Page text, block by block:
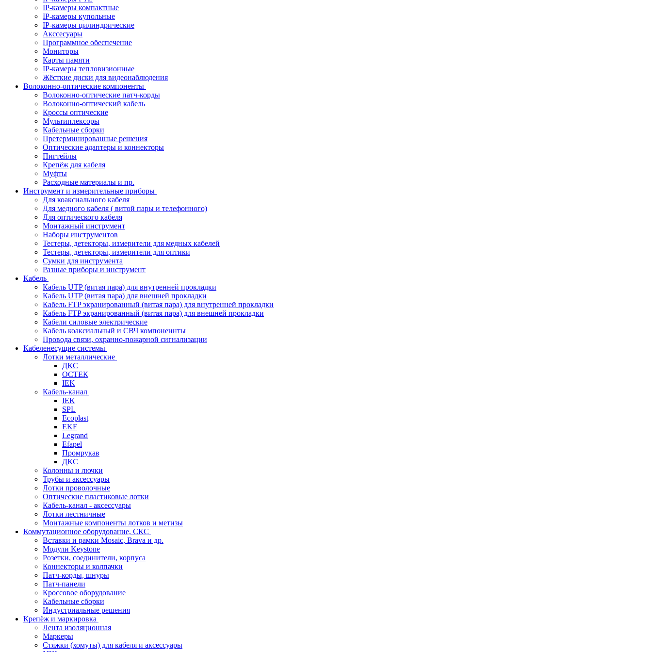
IP-камеры компактные
IP-камеры купольные
IP-камеры цилиндрические
Акссесуары
Программное обеспечение
Мониторы
Карты памяти
IP-камеры тепловизионные
Жёсткие диски для видеонаблюдения
Волоконно-оптические компоненты
Волоконно-оптические патч-корды
Волоконно-оптический кабель
Кроссы оптические
Мультиплексоры
Кабельные сборки
Претерминированные решения
Оптические адаптеры и коннекторы
Пигтейлы
Крепёж для кабеля
Муфты
Расходные материалы и пр.
Инструмент и измерительные приборы
Для коаксиального кабеля
Для медного кабеля ( витой пары и телефонного)
Для оптического кабеля
Монтажный инструмент
Наборы инструментов
Тестеры, детекторы, измерители для медных кабелей
Тестеры, детекторы, измерители для оптики
Сумки для инструмента
Разные приборы и инструмент
Кабель
Кабель UTP (витая пара) для внутренней прокладки
Кабель UTP (витая пара) для внешней прокладки
Кабель FTP экранированный (витая пара) для внутренней прокладки
Кабель FTP экранированный (витая пара) для внешней прокладки
Кабели силовые электрические
Кабель коаксиальный и СВЧ компоненнты
Провода связи, охранно-пожарной сигнализации
Кабеленесущие системы
Лотки металлические
ДКС
ОСТЕК
IEK
Кабель-канал
IEK
SPL
Ecoplast
EKF
Legrand
Efapel
Промрукав
ДКС
Колонны и лючки
Трубы и аксессуары
Лотки проволочные
Оптические пластиковые лотки
Кабель-канал - аксессуары
Лотки лестничные
Монтажные компоненты лотков и метизы
Коммутационное оборудование, СКС
Вставки и рамки Mosaic, Brava и др.
Модули Keystone
Розетки, соединители, корпуса
Коннекторы и колпачки
Патч-корды, шнуры
Патч-панели
Кроссовое оборудование
Кабельные сборки
Индустриальные решения
Крепёж и маркировка
Лента изоляционная
Маркеры
Стяжки (хомуты) для кабеля и аксессуары